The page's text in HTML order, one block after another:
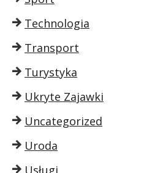
Technologia
Transport
Turystyka
Ukryte Zajawki
Uncategorized
Uroda
Usługi